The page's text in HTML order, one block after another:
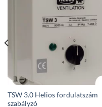
TSW 3.0 Helios fordulatszám
szabályzó